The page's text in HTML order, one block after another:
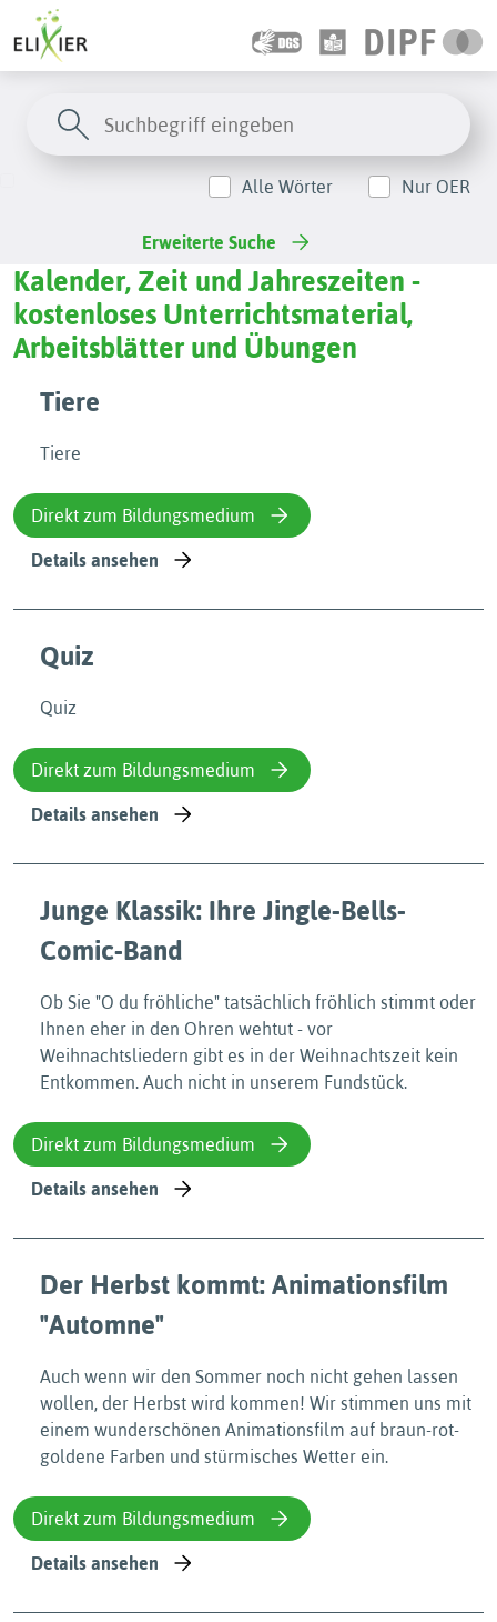
Alle Wörter Nur OER
Erweiterte Suche
Kalender, Zeit und Jahreszeiten -
kostenloses Unterrichtsmaterial,
Arbeitsblätter und Übungen
Tiere
Tiere
Direkt zum Bildungsmedium
Details ansehen
Quiz
Quiz
Direkt zum Bildungsmedium
Details ansehen
Junge Klassik: Ihre Jingle-Bells-
Comic-Band
Ob Sie "O du fröhliche" tatsächlich fröhlich stimmt oder
Ihnen eher in den Ohren wehtut - vor
Weihnachtsliedern gibt es in der Weihnachtszeit kein
Entkommen. Auch nicht in unserem Fundstück.
Direkt zum Bildungsmedium
Details ansehen
Der Herbst kommt: Animationsfilm
"Automne"
Auch wenn wir den Sommer noch nicht gehen lassen
wollen, der Herbst wird kommen! Wir stimmen uns mit
einem wunderschönen Animationsfilm auf braun-rot-
goldene Farben und stürmisches Wetter ein.
Direkt zum Bildungsmedium
Details ansehen